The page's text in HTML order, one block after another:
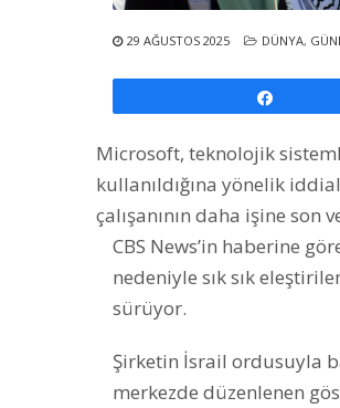
29 AĞUSTOS 2025 DÜNYA,
Microsoft, teknolojik
kullanıldığına yönelik
çalışanının daha işine son
CBS News’in haberine
nedeniyle sık sık
sürüyor.
Şirketin İsrail ordusuyla
merkezde düzenlenen